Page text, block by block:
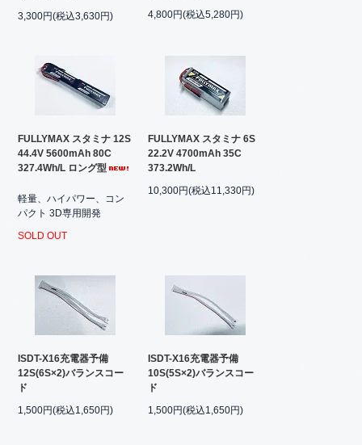
3,300円(税込3,630円)
4,800円(税込5,280円)
FULLYMAX スタミナ 12S
44.4V 5600mAh 80C
327.4Wh/L ロング型
軽量、ハイパワー、コン
パクト 3D専用開発
SOLD OUT
FULLYMAX スタミナ 6S
22.2V 4700mAh 35C
373.2Wh/L
10,300円(税込11,330円)
ISDT-X16充電器予備
12S(6S×2)バランスコー
ド
1,500円(税込1,650円)
ISDT-X16充電器予備
10S(5S×2)バランスコー
ド
1,500円(税込1,650円)